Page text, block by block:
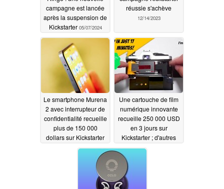
campagne est lancée
après la suspension de
Kickstarter 05/07/2024
réussie s'achève
12/14/2023
Le smartphone Murena
2 avec interrupteur de
confidentialité recueille
plus de 150 000
dollars sur Kickstarter
10/25/2023
Une cartouche de film
numérique innovante
recueille 250 000 USD
en 3 jours sur
Kickstarter ; d'autres
détails sur le produit
sont révélés